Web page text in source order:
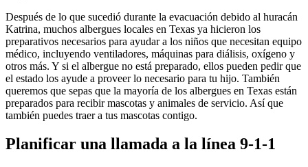
Después de lo que sucedió durante la evacuación debido al huracán
Katrina, muchos albergues locales en Texas ya hicieron los
preparativos necesarios para ayudar a los niños que necesitan equipo
médico, incluyendo ventiladores, máquinas para diálisis, oxígeno y
otros más. Y si el albergue no está preparado, ellos pueden pedir que
el estado los ayude a proveer lo necesario para tu hijo. También
queremos que sepas que la mayoría de los albergues en Texas están
preparados para recibir mascotas y animales de servicio. Así que
también puedes traer a tus mascotas contigo.
Planificar una llamada a la línea 9-1-1